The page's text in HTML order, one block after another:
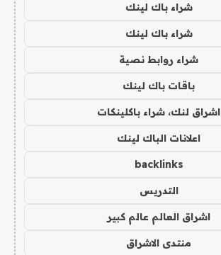
شراء باك لينك
شراء باك لينك
شراء روابط نصية
باقات باك لينك
اشراق لنك، شراء باكلينكات
اعلانات الباك لينك
backlinks
التدريس
اشراق العالم عالم كبير
منتدى الاشراق